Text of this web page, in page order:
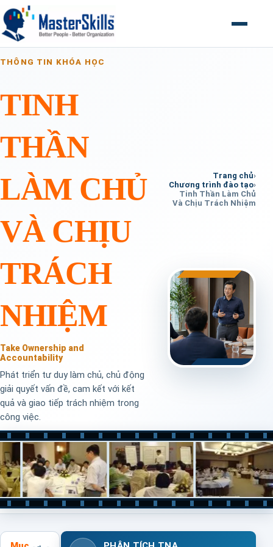
Mở menu
Trang chủ›
Chương trình đào tạo›
Tinh Thần Làm Chủ
Và Chịu Trách Nhiệm
THÔNG TIN KHÓA HỌC
TINH
THẦN
LÀM CHỦ
VÀ CHỊU
TRÁCH
NHIỆM
Take Ownership and
Accountability
Phát triển tư duy làm chủ, chủ động
giải quyết vấn đề, cam kết với kết
quả và giao tiếp trách nhiệm trong
công việc.